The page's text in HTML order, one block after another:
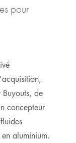
pour
de
concepteur
aluminium.